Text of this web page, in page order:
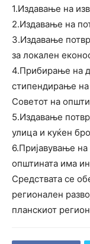
1.Издавање на
2.Издавање на
3.Издавање
за локален
4.Прибирање на
стипендирање на
Советот на
5.Издавање
улица и куќен
6.Пријавување
општината има
Средствата се
регионален
планскиот